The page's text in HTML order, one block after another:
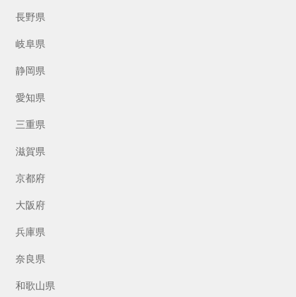
長野県
岐阜県
静岡県
愛知県
三重県
滋賀県
京都府
大阪府
兵庫県
奈良県
和歌山県